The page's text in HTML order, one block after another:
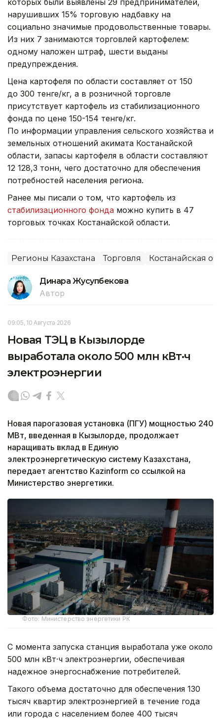
которых были выявлены 29 предпринимателей,
нарушивших 15% торговую надбавку на
социально значимые продовольственные товары.
Из них 7 занимаются торговлей картофелем:
одному наложен штраф, шести выданы
предупреждения.
Цена картофеля по области составляет от 150
до 300 тенге/кг, а в розничной торговле
присутствует картофель из стабилизационного
фонда по цене 150-154 тенге/кг.
По информации управления сельского хозяйства и
земельных отношений акимата Костанайской
области, запасы картофеля в области составляют
12 128,3 тонн, чего достаточно для обеспечения
потребностей населения региона.
Ранее мы писали о том, что картофель из
стабилизационного фонда можно купить в 47
торговых точках Костанайской области.
Регионы Казахстана Торговля Костанайская
Динара Жусупбекова
Автор
09:05, 10 Августа 2026
Новая ТЭЦ в Кызылорде
выработала около 500 млн кВт·ч
электроэнергии
Новая парогазовая установка (ПГУ) мощностью 240
МВт, введенная в Кызылорде, продолжает
наращивать вклад в Единую
электроэнергетическую систему Казахстана,
передает агентство Kazinform со ссылкой на
Министерство энергетики.
Фото: Министерство энергетики РК
С момента запуска станция выработала уже около
500 млн кВт·ч электроэнергии, обеспечивая
надежное энергоснабжение потребителей.
Такого объема достаточно для обеспечения 130
тысяч квартир электроэнергией в течение года
или города с населением более 400 тысяч